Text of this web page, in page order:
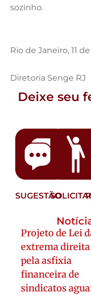
sozinho.
Rio de Janeiro, 11
Diretoria Senge RJ
Deixe seu
SUGESTÃO
Projeto de Lei
extrema direita
pela asfixia
financeira de
sindicatos